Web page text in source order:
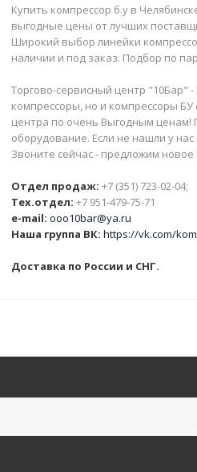
Купить компрессор б.у в
выгодные цены от лучших
Широкий выбор линейки
наличии и под заказ. Подбор по
Торгово-сервисный центр "10Бар"
компрессоры, но и компрессоры БУ
центра по очень Выгодным ценам!
оборудование. Если не нашли у
Звоните сейчас - предложим
Отдел продаж: +7 (351) 723-02-04;
Тех.отдел: +7 951-479-75-71
e-mail: ooo10bar@ya.ru
Наша группа ВК: https://vk.com/
Доставка по России и СНГ.